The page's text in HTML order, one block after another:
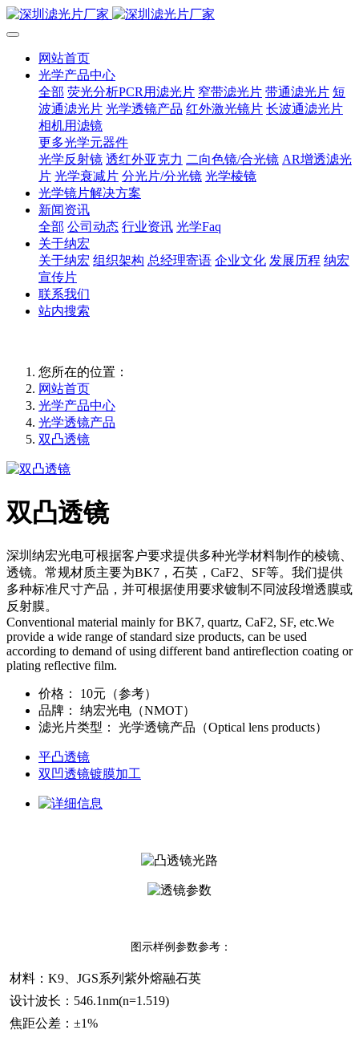
网站首页
光学产品中心
全部 荧光分析PCR用滤光片 窄带滤光片 带通滤光片 短
波通滤光片 光学透镜产品 红外激光镜片 长波通滤光片
相机用滤镜
更多光学元器件
光学反射镜 透红外亚克力 二向色镜/合光镜 AR增透滤光
片 光学衰减片 分光片/分光镜 光学棱镜
光学镜片解决方案
新闻资讯
全部 公司动态 行业资讯 光学Faq
关于纳宏
关于纳宏 组织架构 总经理寄语 企业文化 发展历程 纳宏
宣传片
联系我们
站内搜索
您所在的位置：
网站首页
光学产品中心
光学透镜产品
双凸透镜
双凸透镜
深圳纳宏光电可根据客户要求提供多种光学材料制作的棱镜、
透镜。常规材质主要为BK7，石英，CaF2、SF等。我们提供
多种标准尺寸产品，并可根据使用要求镀制不同波段增透膜或
反射膜。
Conventional material mainly for BK7, quartz, CaF2, SF, etc.We
provide a wide range of standard size products, can be used
according to demand of using different band antireflection coating or
plating reflective film.
价格 ：
10元（参考）
品牌 ：
纳宏光电（NMOT）
滤光片类型 ： 光学透镜产品（Optical lens products）
平凸透镜
双凹透镜镀膜加工
图示样例参数参考：
材料：K9、JGS系列紫外熔融石英
设计波长：546.1nm(n=1.519)
焦距公差：±1%